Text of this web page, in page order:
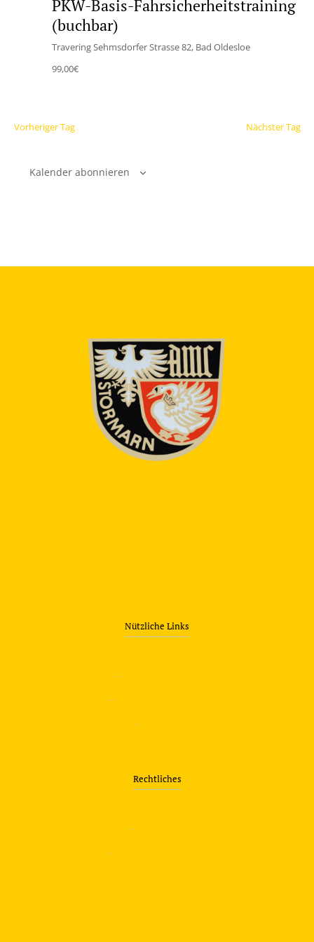
PKW-Basis-Fahrsicherheitstraining
(buchbar)
TraveringSehmsdorfer Strasse 82, Bad Oldesloe
99,00€
Vorheriger Tag Nächster Tag
Kalender abonnieren
Nützliche Links
—
—
—
Rechtliches
—
—